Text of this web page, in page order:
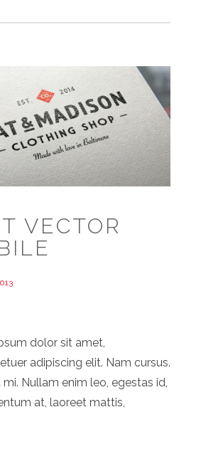
VECTOR
dolor sit amet,
adipiscing elit. Nam cursus.
Nullam enim leo, egestas id,
at, laoreet mattis,